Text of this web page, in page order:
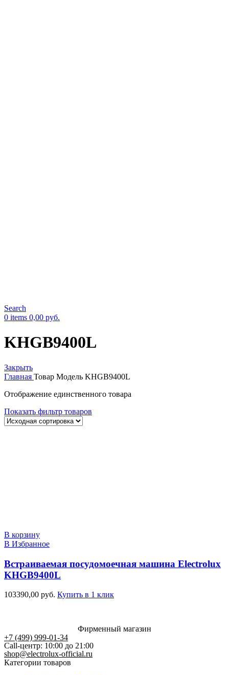
Search
0 items 0,00 руб.
KHGB9400L
Закрыть
Главная Товар Модель KHGB9400L
Отображение единственного товара
Показать фильтр товаров
В корзину
В Избранное
Встраиваемая посудомоечная машина Electrolux
KHGB9400L
103390,00 руб. Купить в 1 клик
Фирменный магазин
+7 (499) 999-01-34
Call-центр: 10:00 до 21:00
shop@electrolux-official.ru
Категории товаров